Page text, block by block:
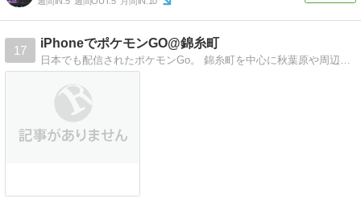
17
iPhoneでポケモンGO@錦糸町
日本でも配信されたポケモンGo。 錦糸町を中心に秋葉原や周辺地域でiPhone5sを使いプレイした記録など。